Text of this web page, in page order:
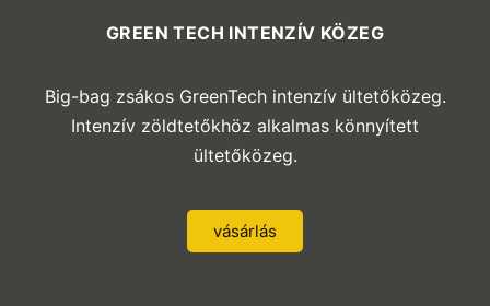
GREEN TECH INTENZÍV KÖZEG
Big-bag zsákos GreenTech intenzív ültetőközeg.
Intenzív zöldtetőkhöz alkalmas könnyített
ültetőközeg.
vásárlás